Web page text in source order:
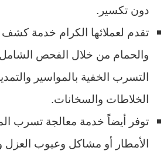
دون تكسير.
تقدم لعملائها الكرام خدمة
والحمام من خلال الفحص
التسرب الخفية بالمواسير
الخلاطات والسخانات.
توفر أيضاً خدمة معالجة تسرب
الأمطار أو مشاكل وعيوب العزل